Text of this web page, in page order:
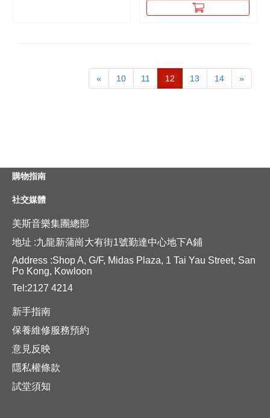
« 10 11 12 13 14 »
購物指南
社交媒體
美斯音樂集團總部
地址 :九龍新蒲崗大有街1號勤達中心地下A鋪
Address :Shop A, G/F, Midas Plaza, 1 Tai Yau Street, San
Po Kong, Kowloon
Tel:2127 4214
新手指南
保養維修服務預約
意見反映
隱私權條款
試堂須知